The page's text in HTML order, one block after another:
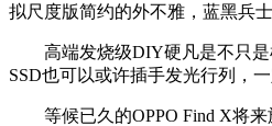
拟尺度版简约的外不雅，蓝黑兵
高端发烧级DIY硬凡是不只是
SSD也可以或许插手发光行列，一
等候已久的OPPO Find X将来